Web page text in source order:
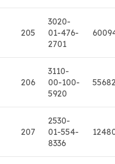
205
3020-
01-476-
2701
206
3110-
00-100-
5920
207
2530-
01-554-
8336